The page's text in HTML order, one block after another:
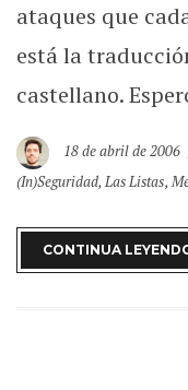
ataques que
está la
castellano.
18 de abril de 2006
(In)Seguridad,Las Listas,
CONTINUA